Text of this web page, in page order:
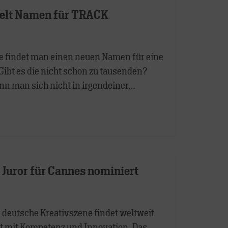
Namen für TRACK
findet man einen neuen Namen für eine
es die nicht schon zu tausenden?
man sich nicht in irgendeiner…
für Cannes nominiert
deutsche Kreativszene findet weltweit